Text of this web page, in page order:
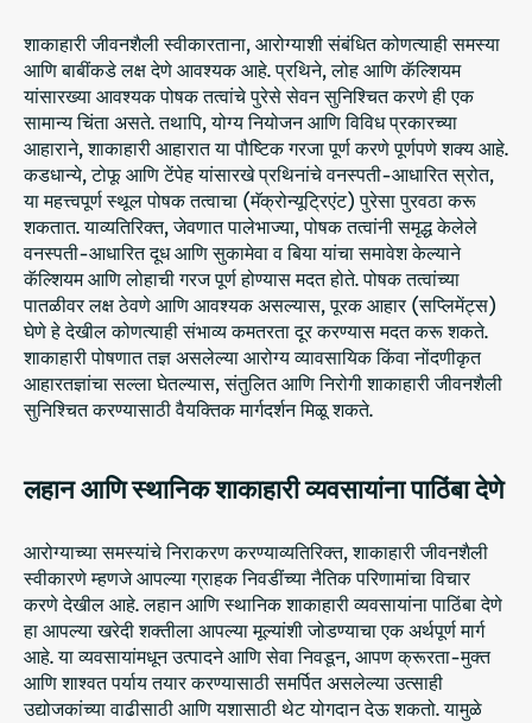
शाकाहारी जीवनशैली स्वीकारताना, आरोग्याशी संबंधित कोणत्याही समस्या
आणि बाबींकडे लक्ष देणे आवश्यक आहे. प्रथिने, लोह आणि कॅल्शियम
यांसारख्या आवश्यक पोषक तत्वांचे पुरेसे सेवन सुनिश्चित करणे ही एक
सामान्य चिंता असते. तथापि, योग्य नियोजन आणि विविध प्रकारच्या
आहाराने, शाकाहारी आहारात या पौष्टिक गरजा पूर्ण करणे पूर्णपणे शक्य आहे.
कडधान्ये, टोफू आणि टेंपेह यांसारखे प्रथिनांचे वनस्पती-आधारित स्रोत,
या महत्त्वपूर्ण स्थूल पोषक तत्वाचा (मॅक्रोन्यूट्रिएंट) पुरेसा पुरवठा करू
शकतात. याव्यतिरिक्त, जेवणात पालेभाज्या, पोषक तत्वांनी समृद्ध केलेले
वनस्पती-आधारित दूध आणि सुकामेवा व बिया यांचा समावेश केल्याने
कॅल्शियम आणि लोहाची गरज पूर्ण होण्यास मदत होते. पोषक तत्वांच्या
पातळीवर लक्ष ठेवणे आणि आवश्यक असल्यास, पूरक आहार (सप्लिमेंट्स)
घेणे हे देखील कोणत्याही संभाव्य कमतरता दूर करण्यास मदत करू शकते.
शाकाहारी पोषणात तज्ञ असलेल्या आरोग्य व्यावसायिक किंवा नोंदणीकृत
आहारतज्ञांचा सल्ला घेतल्यास, संतुलित आणि निरोगी शाकाहारी जीवनशैली
सुनिश्चित करण्यासाठी वैयक्तिक मार्गदर्शन मिळू शकते.
लहान आणि स्थानिक शाकाहारी व्यवसायांना पाठिंबा देणे
आरोग्याच्या समस्यांचे निराकरण करण्याव्यतिरिक्त, शाकाहारी जीवनशैली
स्वीकारणे म्हणजे आपल्या ग्राहक निवडींच्या नैतिक परिणामांचा विचार
करणे देखील आहे. लहान आणि स्थानिक शाकाहारी व्यवसायांना पाठिंबा देणे
हा आपल्या खरेदी शक्तीला आपल्या मूल्यांशी जोडण्याचा एक अर्थपूर्ण मार्ग
आहे. या व्यवसायांमधून उत्पादने आणि सेवा निवडून, आपण क्रूरता-मुक्त
आणि शाश्वत पर्याय तयार करण्यासाठी समर्पित असलेल्या उत्साही
उद्योजकांच्या वाढीसाठी आणि यशासाठी थेट योगदान देऊ शकतो. यामुळे